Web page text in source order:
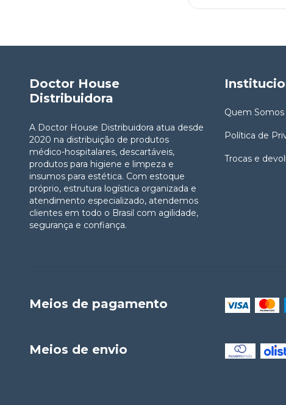
Doctor House
Distribuidora
A Doctor House Distribuidora atua desde
2020 na distribuição de produtos
médico-hospitalares, descartáveis,
produtos para higiene e limpeza e
insumos para estética. Com estoque
próprio, estrutura logística organizada e
atendimento especializado, atendemos
clientes em todo o Brasil com agilidade,
segurança e confiança.
Quem Somos
Política de
Trocas e
Meios de pagamento
Meios de envio